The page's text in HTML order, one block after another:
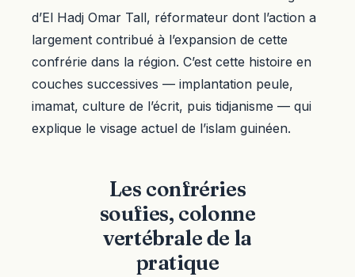
d’El Hadj Omar Tall, réformateur dont l’action a
largement contribué à l’expansion de cette
confrérie dans la région. C’est cette histoire en
couches successives — implantation peule,
imamat, culture de l’écrit, puis tidjanisme — qui
explique le visage actuel de l’islam guinéen.
Les confréries
soufies, colonne
vertébrale de la
pratique